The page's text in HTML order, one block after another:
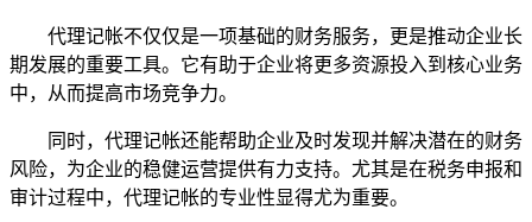
代理记帐不仅仅是一项基础的财务服务，更是推动企业长
期发展的重要工具。它有助于企业将更多资源投入到核心业务
中，从而提高市场竞争力。
同时，代理记帐还能帮助企业及时发现并解决潜在的财务
风险，为企业的稳健运营提供有力支持。尤其是在税务申报和
审计过程中，代理记帐的专业性显得尤为重要。